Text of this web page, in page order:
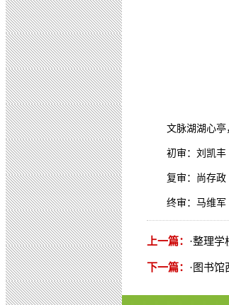
文脉湖湖心亭
初审：刘凯丰
复审：尚存政
终审：马维军
上一篇： ·整理学
下一篇： ·图书馆